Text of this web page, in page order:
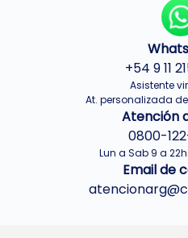
+54 9 11
Asistente
At. personalizada de
Atención
0800-
Lun a Sab 9 a
Email de